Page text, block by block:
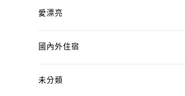
愛漂亮
國內外住宿
未分類